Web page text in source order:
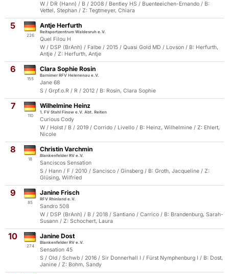
W / DR (Hann) / B / 2008 / Bentley HS / Buenteeichen-Ernando / B:
Vettel, Stephan / Z: Tegtmeyer, Chiara
5
226
Antje Herfurth
Reitsportzentrum Waldesruh e.V.
Quel Filou H
W / DSP (BrAnh) / Falbe / 2015 / Quasi Gold MD / Lovson / B: Herfurth,
Antje / Z: Herfurth, Antje
6
155
Clara Sophie Rosin
Barnimer RFV Helenenau e.V.
Jane 68
S / Grpf.o.R / R / 2012 / B: Rosin, Clara Sophie
7
110
Wilhelmine Heinz
1. FV Stahl Finow e.V. Abt. Reiten
Curious Cody
W / Holst / B / 2019 / Corrido / Livello / B: Heinz, Wilhelmine / Z: Ehlert,
Nicole
8
18
Christin Varchmin
Blankenfelder RV e.V.
Sanciscos Sensation
S / Hann / F / 2010 / Sancisco / Ginsberg / B: Groth, Jacqueline / Z:
Glüsing, Wilfried
9
85
Janine Frisch
RFV Rhinland e.V.
Sandro 508
W / DSP (BrAnh) / B / 2018 / Santiano / Carrico / B: Brandenburg, Sarah-
Susann / Z: Schochert, Laura
10
274
Janine Dost
Blankenfelder RV e.V.
Sensation 45
S / Old / Schwb / 2016 / Sir Donnerhall I / Fürst Nymphenburg I / B: Dost,
Janine / Z: Bohm, Sandy